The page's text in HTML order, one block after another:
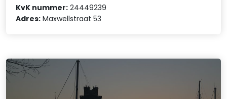
KvK nummer: 24449239
Adres: Maxwellstraat 53